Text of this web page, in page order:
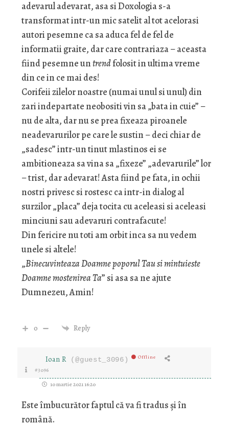
adevarul adevarat, asa si Doxologia s-a
transformat intr-un mic satelit al tot acelorasi
autori pesemne ca sa aduca fel de fel de
informatii graite, dar care contrariaza – aceasta
fiind pesemne untrendfolosit in ultima vreme
din ce in ce mai des!
Corifeii zilelor noastre (numai unul si unul) din
zari indepartate neobositi vin sa „bata in cuie” –
nu de alta, dar nu se prea fixeaza piroanele
neadevarurilor pe care le sustin – deci chiar de
„sadesc” intr-un tinut mlastinos ei se
ambitioneaza sa vina sa „fixeze” „adevarurile” lor
– trist, dar adevarat! Asta fiind pe fata, in ochii
nostri privesc si rostesc ca intr-in dialog al
surzilor „placa” deja tocita cu aceleasi si aceleasi
minciuni sau adevaruri contrafacute!
Din fericire nu toti am orbit inca sa nu vedem
unele si altele!
„Binecuvinteaza Doamne poporul Tau si mintuieste
Doamne mostenirea Ta” si asa sa ne ajute
Dumnezeu, Amin!
0 Reply
Ioan R(@guest_3096) Offline
#3096
10 martie 2021 16:20
Este îmbucurător faptul că va fi tradus și în
română.